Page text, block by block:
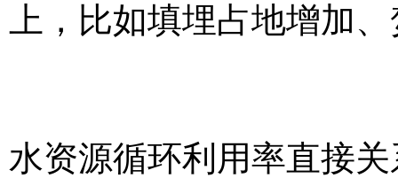
上，比如填埋占地增加
水资源循环利用率直接